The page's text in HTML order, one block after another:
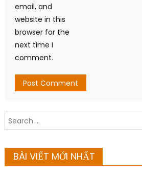
email, and
website in this
browser for the
next time I
comment.
Search
for:
BÀI VIẾT MỚI NHẤT